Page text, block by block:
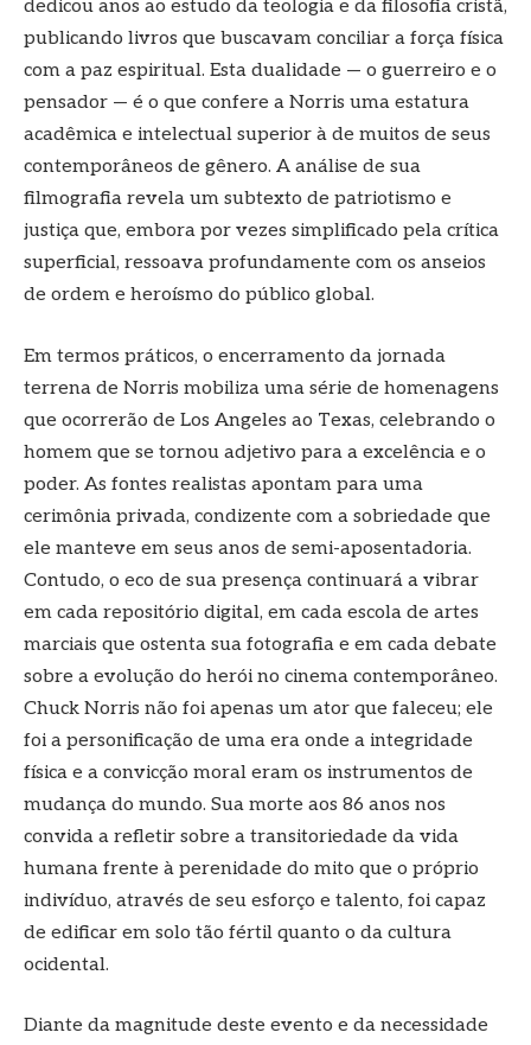
dedicou anos ao estudo da teologia e da filosofia cristã,
publicando livros que buscavam conciliar a força física
com a paz espiritual. Esta dualidade — o guerreiro e o
pensador — é o que confere a Norris uma estatura
acadêmica e intelectual superior à de muitos de seus
contemporâneos de gênero. A análise de sua
filmografia revela um subtexto de patriotismo e
justiça que, embora por vezes simplificado pela crítica
superficial, ressoava profundamente com os anseios
de ordem e heroísmo do público global.
Em termos práticos, o encerramento da jornada
terrena de Norris mobiliza uma série de homenagens
que ocorrerão de Los Angeles ao Texas, celebrando o
homem que se tornou adjetivo para a excelência e o
poder. As fontes realistas apontam para uma
cerimônia privada, condizente com a sobriedade que
ele manteve em seus anos de semi-aposentadoria.
Contudo, o eco de sua presença continuará a vibrar
em cada repositório digital, em cada escola de artes
marciais que ostenta sua fotografia e em cada debate
sobre a evolução do herói no cinema contemporâneo.
Chuck Norris não foi apenas um ator que faleceu; ele
foi a personificação de uma era onde a integridade
física e a convicção moral eram os instrumentos de
mudança do mundo. Sua morte aos 86 anos nos
convida a refletir sobre a transitoriedade da vida
humana frente à perenidade do mito que o próprio
indivíduo, através de seu esforço e talento, foi capaz
de edificar em solo tão fértil quanto o da cultura
ocidental.
Diante da magnitude deste evento e da necessidade